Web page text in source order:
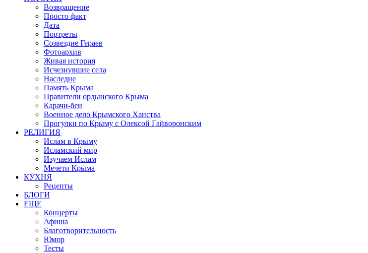
Возвращение
Просто факт
Дата
Портреты
Созвездие Гераев
Фотоархив
Живая история
Исчезнувшие села
Наследие
Память Крыма
Правители ордынского Крыма
Карачи-беи
Военное дело Крымского Ханства
Прогулки по Крыму с Олексой Гайворонским
РЕЛИГИЯ
Ислам в Крыму
Исламский мир
Изучаем Ислам
Мечети Крыма
КУХНЯ
Рецепты
БЛОГИ
ЕЩЕ
Концерты
Афиша
Благотворительность
Юмор
Тесты